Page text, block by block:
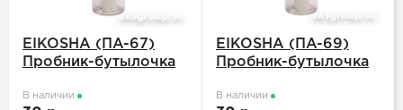
EIKOSHA (ПA-67)
Пробник-бутылочка
SHOWER Мелкий
В наличии
EIKOSHA (ПA-69)
Пробник-бутылочка
В наличии